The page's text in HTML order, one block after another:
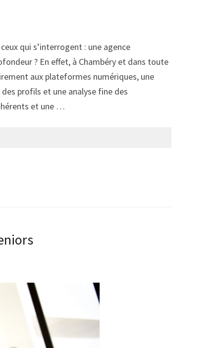
qui s’interrogent : une agence
? En effet, à Chambéry et dans toute
aux plateformes numériques, une
profils et une analyse fine des
et une …